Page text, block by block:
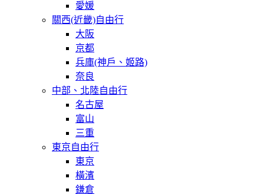
愛媛
關西(近畿)自由行
大阪
京都
兵庫(神戶、姬路)
奈良
中部、北陸自由行
名古屋
富山
三重
東京自由行
東京
橫濱
鎌倉